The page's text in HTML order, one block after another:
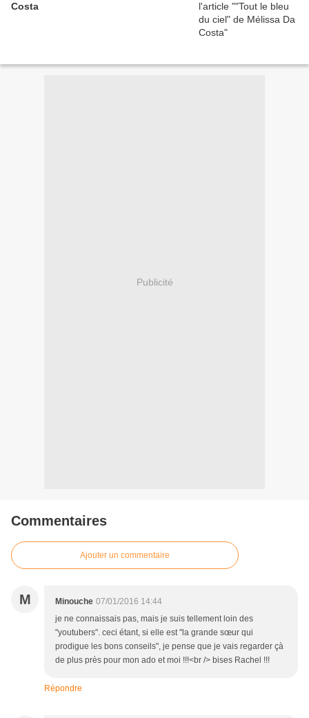
Costa
Publicité
Commentaires
Ajouter un commentaire
M Minouche 07/01/2016 14:44
je ne connaissais pas, mais je suis tellement loin des
"youtubers". ceci étant, si elle est "la grande sœur qui
prodigue les bons conseils", je pense que je vais regarder çà
de plus près pour mon ado et moi !!!<br /> bises Rachel !!!
Répondre